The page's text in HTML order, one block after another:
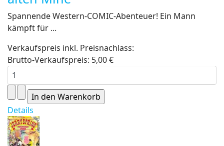
Spannende Western-COMIC-Abenteuer! Ein Mann
kämpft für ...
Verkaufspreis inkl. Preisnachlass:
Brutto-Verkaufspreis: 5,00 €
Details